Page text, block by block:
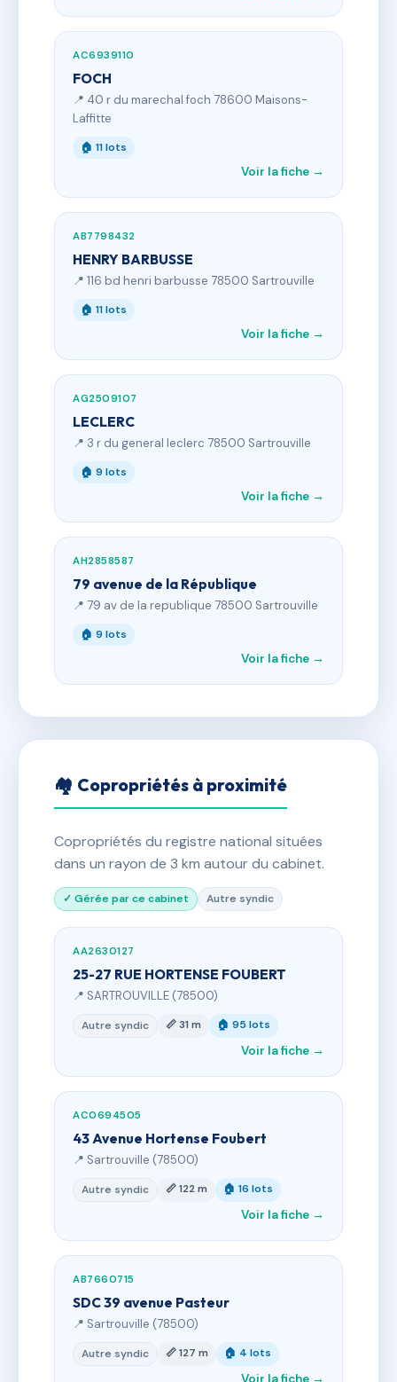
AC6939110
FOCH
📍 40 r du marechal foch 78600 Maisons-
Laffitte
🏠 11 lots
Voir la fiche →
AB7798432
HENRY BARBUSSE
📍 116 bd henri barbusse 78500 Sartrouville
🏠 11 lots
Voir la fiche →
AG2509107
LECLERC
📍 3 r du general leclerc 78500 Sartrouville
🏠 9 lots
Voir la fiche →
AH2858587
79 avenue de la République
📍 79 av de la republique 78500 Sartrouville
🏠 9 lots
Voir la fiche →
🏘 Copropriétés à proximité
Copropriétés du registre national situées
dans un rayon de 3 km autour du cabinet.
✓ Gérée par ce cabinet Autre syndic
AA2630127
25-27 RUE HORTENSE FOUBERT
📍 SARTROUVILLE (78500)
Autre syndic 📏 31 m 🏠 95 lots
Voir la fiche →
AC0694505
43 Avenue Hortense Foubert
📍 Sartrouville (78500)
Autre syndic 📏 122 m 🏠 16 lots
Voir la fiche →
AB7660715
SDC 39 avenue Pasteur
📍 Sartrouville (78500)
Autre syndic 📏 127 m 🏠 4 lots
Voir la fiche →